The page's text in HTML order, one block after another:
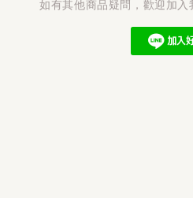
如有其他商品疑問，歡迎加入